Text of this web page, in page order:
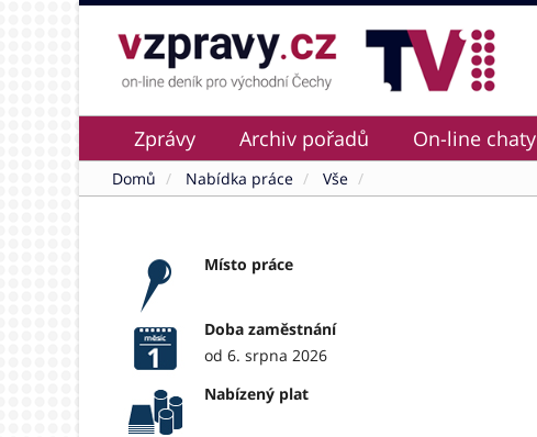
Zprávy Archiv pořadů On-line chaty
Domů Nabídka práce Vše
Místo práce
Doba zaměstnání
od 6. srpna 2026
Nabízený plat